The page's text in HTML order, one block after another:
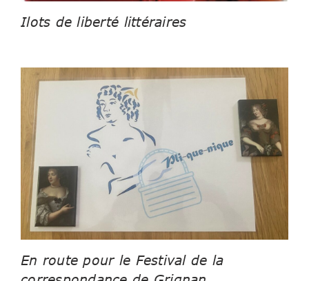
Ilots de liberté littéraires
En route pour le Festival de la